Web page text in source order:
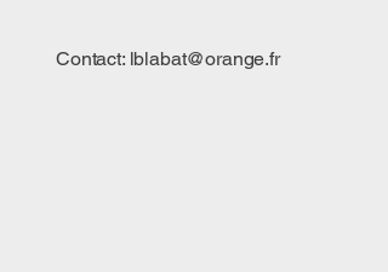
Contact: lblabat@orange.fr